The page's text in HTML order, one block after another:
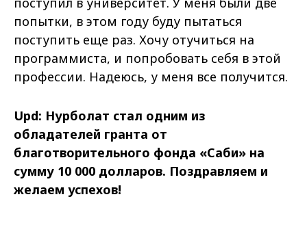
попытки, в этом году буду пытаться
поступить еще раз. Хочу отучиться на
программиста, и попробовать себя в этой
профессии. Надеюсь, у меня все получится.
Upd: Нурболат стал одним из
обладателей гранта от
благотворительного фонда «Саби» на
сумму 10 000 долларов. Поздравляем и
желаем успехов!